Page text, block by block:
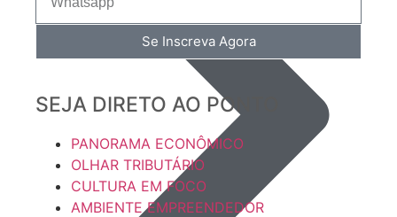
Se Inscreva Agora
SEJA DIRETO AO PONTO
PANORAMA ECONÔMICO
OLHAR TRIBUTÁRIO
CULTURA EM FOCO
AMBIENTE EMPREENDEDOR